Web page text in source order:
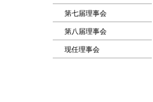
第七届理事会
第八届理事会
现任理事会